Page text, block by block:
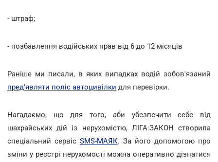
- штраф;
- позбавлення водійських прав від 6 до 12 місяців
Раніше ми писали, в яких випадках водій зобов'язаний
пред'являти поліс автоцивілки для перевірки.
Нагадаємо, що для того, аби убезпечити себе від
шахрайських дій із нерухомістю, ЛІГА:ЗАКОН створила
спеціальний сервіс SMS-МАЯК. За його допомогою про
зміни у реєстрі нерухомості можна оперативно дізнатися